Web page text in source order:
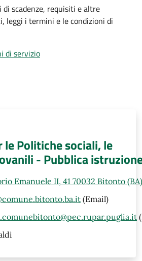
di scadenze, requisiti e altre
leggi i termini e le condizioni di
di servizio
le Politiche sociali, le
- Pubblica
Emanuele II, 41 70032 Bitonto (BA)
(Email)